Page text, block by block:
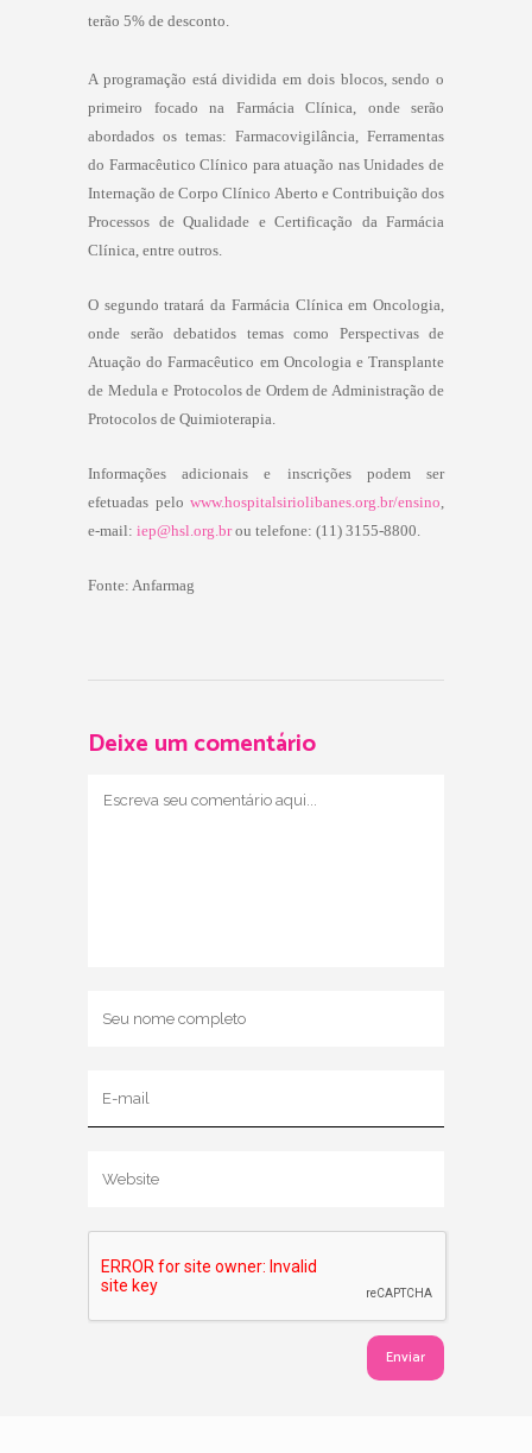
terão 5% de desconto.
A programação está dividida em dois blocos, sendo o
primeiro focado na Farmácia Clínica, onde serão
abordados os temas: Farmacovigilância, Ferramentas
do Farmacêutico Clínico para atuação nas Unidades de
Internação de Corpo Clínico Aberto e Contribuição dos
Processos de Qualidade e Certificação da Farmácia
Clínica, entre outros.
O segundo tratará da Farmácia Clínica em Oncologia,
onde serão debatidos temas como Perspectivas de
Atuação do Farmacêutico em Oncologia e Transplante
de Medula e Protocolos de Ordem de Administração de
Protocolos de Quimioterapia.
Informações adicionais e inscrições podem ser
efetuadas pelo www.hospitalsiriolibanes.org.br/ensino
e-mail: iep@hsl.org.brou telefone: (11) 3155-8800.
Fonte: Anfarmag
Deixe um comentário